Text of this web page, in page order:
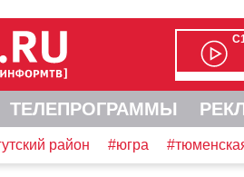
ТЕЛЕПРОГРАММЫ
район #югра